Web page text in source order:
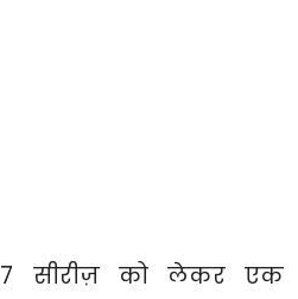
सीरीज़ को लेकर एक